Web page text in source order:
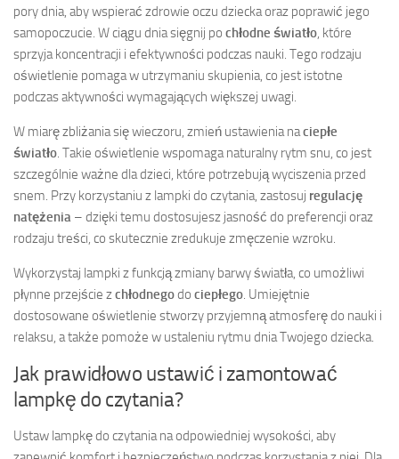
pory dnia, aby wspierać zdrowie oczu dziecka oraz poprawić jego
samopoczucie. W ciągu dnia sięgnij po chłodne światło, które
sprzyja koncentracji i efektywności podczas nauki. Tego rodzaju
oświetlenie pomaga w utrzymaniu skupienia, co jest istotne
podczas aktywności wymagających większej uwagi.
W miarę zbliżania się wieczoru, zmień ustawienia naciepłe
światło. Takie oświetlenie wspomaga naturalny rytm snu, co jest
szczególnie ważne dla dzieci, które potrzebują wyciszenia przed
snem. Przy korzystaniu z lampki do czytania, zastosuj regulację
natężenia – dzięki temu dostosujesz jasność do preferencji oraz
rodzaju treści, co skutecznie zredukuje zmęczenie wzroku.
Wykorzystaj lampki z funkcją zmiany barwy światła, co umożliwi
płynne przejście zchłodnegodo ciepłego. Umiejętnie
dostosowane oświetlenie stworzy przyjemną atmosferę do nauki i
relaksu, a także pomoże w ustaleniu rytmu dnia Twojego dziecka.
Jak prawidłowo ustawić i zamontować
lampkę do czytania?
Ustaw lampkę do czytania na odpowiedniej wysokości, aby